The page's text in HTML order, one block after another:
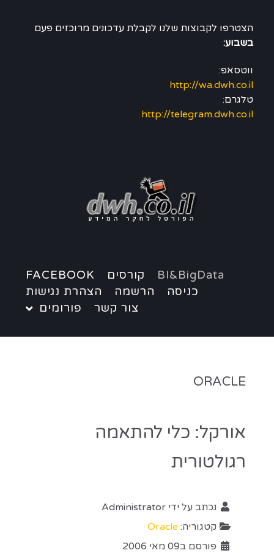
הצטרפו לקבוצות שלנו לקבלת עדכונים מרוכזים פעם
בשבוע:
ווטסאפ:
http://wa.dwh.co.il
טלגרם:
http://telegram.dwh.co.il
BI&BigData קורסים
FACEBOOK
כניסה
הרשמה
הצהרת נגישות
צור קשר
פורומים
ORACLE
אורקל: כלי להתאמה
רגולטורית
נכתב על ידי Administrator
קטגוריה: Oracle
פורסם ב09 מאי 2006